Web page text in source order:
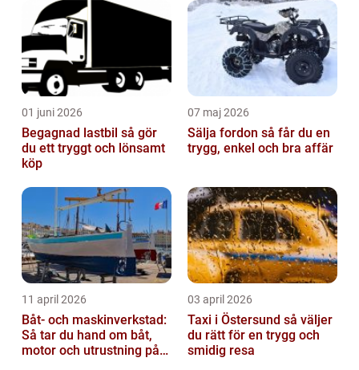
01 juni 2026
Begagnad lastbil så gör
du ett tryggt och lönsamt
köp
07 maj 2026
Sälja fordon så får du en
trygg, enkel och bra affär
11 april 2026
Båt- och maskinverkstad:
Så tar du hand om båt,
motor och utrustning på
03 april 2026
Taxi i Östersund så väljer
du rätt för en trygg och
smidig resa